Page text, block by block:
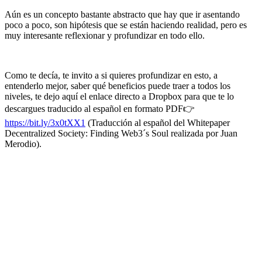
Aún es un concepto bastante abstracto que hay que ir asentando
poco a poco, son hipótesis que se están haciendo realidad, pero es
muy interesante reflexionar y profundizar en todo ello.
Como te decía, te invito a si quieres profundizar en esto, a
entenderlo mejor, saber qué beneficios puede traer a todos los
niveles, te dejo aquí el enlace directo a Dropbox para que te lo
descargues traducido al español en formato PDF👉
https://bit.ly/3x0tXX1 (Traducción al español del Whitepaper
Decentralized Society: Finding Web3´s Soul realizada por Juan
Merodio).